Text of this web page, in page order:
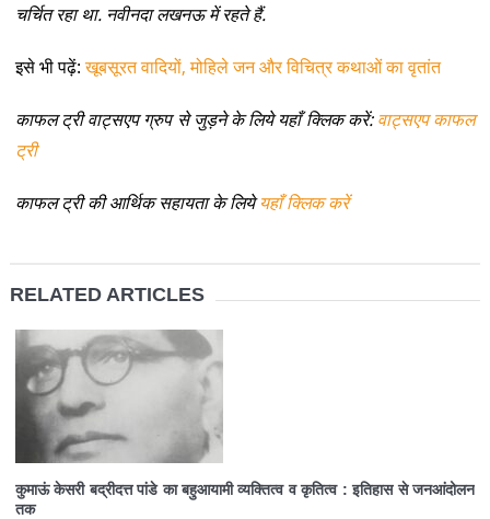
चर्चित रहा था. नवीनदा लखनऊ में रहते हैं.
इसे भी पढ़ें:खूबसूरत वादियों, मोहिले जन और विचित्र कथाओं का वृतांत
काफल ट्री वाट्सएप ग्रुप से जुड़ने के लिये यहाँ क्लिक करें:वाट्सएप काफल
ट्री
काफल ट्री की आर्थिक सहायता के लियेयहाँ क्लिक करें
RELATED ARTICLES
कुमाऊं केसरी बद्रीदत्त पांडे का बहुआयामी व्यक्तित्व व कृतित्व : इतिहास से जनआंदोलन
तक